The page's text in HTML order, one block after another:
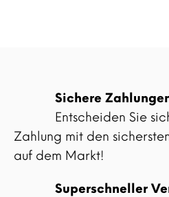
Sichere
Entscheiden Sie
Zahlung mit den
auf dem Markt!
Superschneller